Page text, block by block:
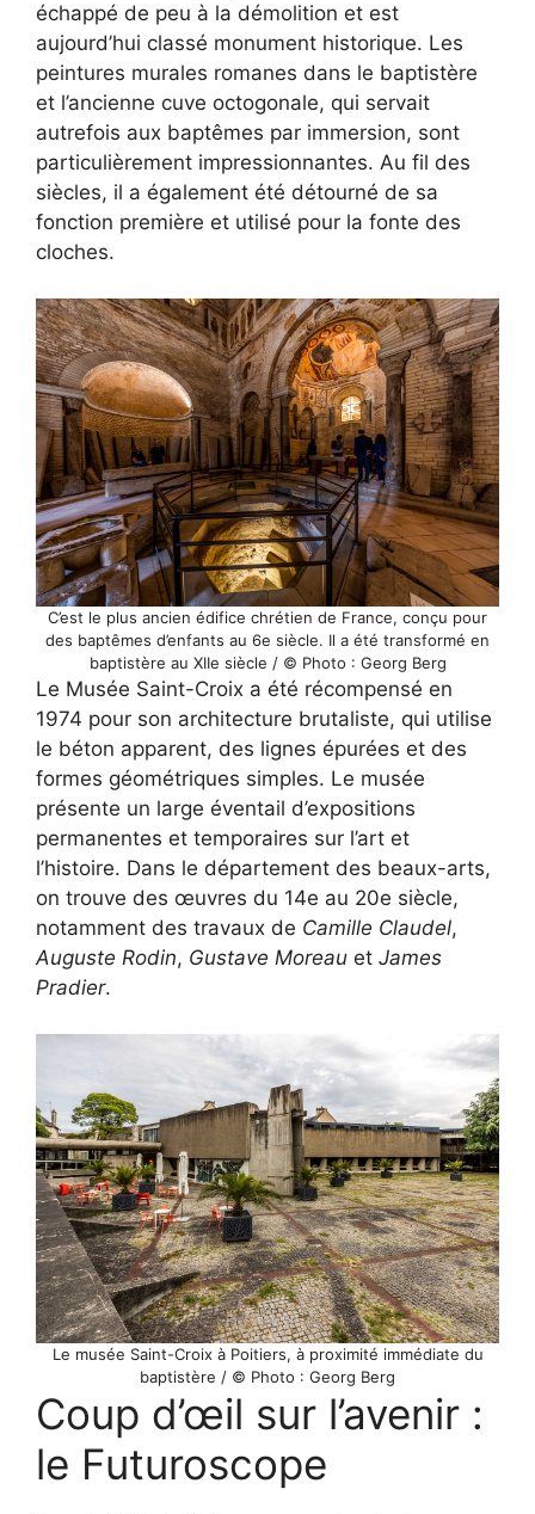
échappé de peu à la démolition et est
aujourd’hui classé monument historique. Les
peintures murales romanes dans le baptistère
et l’ancienne cuve octogonale, qui servait
autrefois aux baptêmes par immersion, sont
particulièrement impressionnantes. Au fil des
siècles, il a également été détourné de sa
fonction première et utilisé pour la fonte des
cloches.
C’est le plus ancien édifice chrétien de France, conçu pour
des baptêmes d’enfants au 6e siècle. Il a été transformé en
baptistère au XIIe siècle / © Photo : Georg Berg
Le Musée Saint-Croix a été récompensé en
1974 pour son architecture brutaliste, qui utilise
le béton apparent, des lignes épurées et des
formes géométriques simples. Le musée
présente un large éventail d’expositions
permanentes et temporaires sur l’art et
l’histoire. Dans le département des beaux-arts,
on trouve des œuvres du 14e au 20e siècle,
notamment des travaux de Camille Claudel,
Auguste Rodin, Gustave Moreau et James
Pradier.
Le musée Saint-Croix à Poitiers, à proximité immédiate du
baptistère / © Photo : Georg Berg
Coup d’œil sur l’avenir :
le Futuroscope